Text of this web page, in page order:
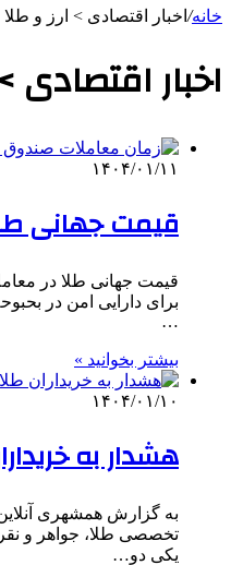
خانه/ اخبار اقتصادی > ارز و طلا
اخبار اقتصادی
۱۴۰۴/۰۱/۱۱
قیمت جهانی
قیمت جهانی طلا در
برای دارایی امن در
…
بیشتر بخوانید »
۱۴۰۴/۰۱/۱۰
هشدار به
به گزارش همشهری
تخصصی طلا، جواهر و
یکی دو…